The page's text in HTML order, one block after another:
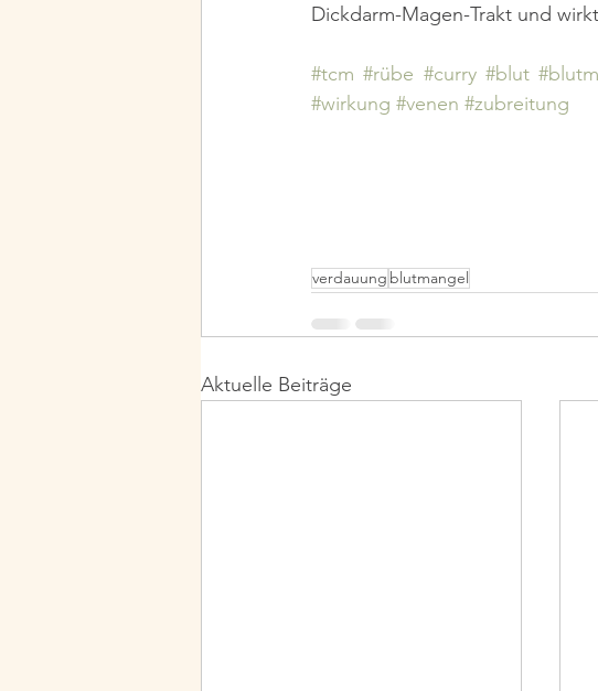
Dickdarm-Magen-Trakt und
#tcm #rübe #curry #blut
#wirkung #venen #zubreitung
verdauung blutmangel
Aktuelle Beiträge